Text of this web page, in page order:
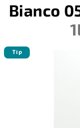
Bianco
Tip